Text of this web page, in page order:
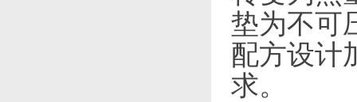
垫为不可
配方设计
求。